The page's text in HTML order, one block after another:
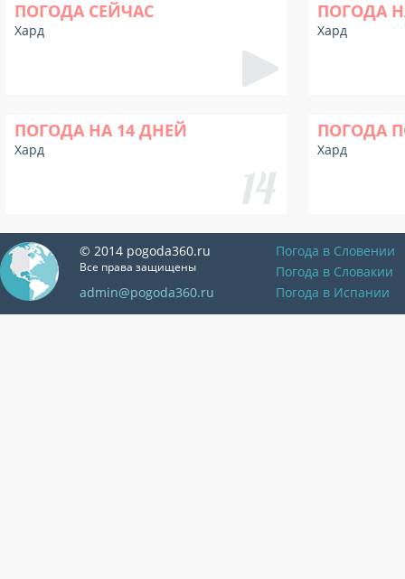
ПОГОДА СЕЙЧАС
Хард
ПОГОДА
Хард
ПОГОДА НА 14 ДНЕЙ
Хард
ПОГОДА
Хард
© 2014 pogoda360.ru
Все права защищены
admin@pogoda360.ru
Погода в Словении
Погода в Словакии
Погода в Испании